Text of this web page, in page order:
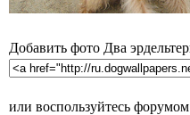
Добавить фото Два
или воспользуйтесь